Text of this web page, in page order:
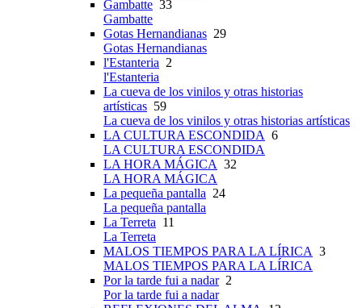
Gambatte 33
Gambatte
Gotas Hernandianas 29
Gotas Hernandianas
l'Estanteria 2
l'Estanteria
La cueva de los vinilos y otras historias
artísticas 59
La cueva de los vinilos y otras historias artísticas
LA CULTURA ESCONDIDA 6
LA CULTURA ESCONDIDA
LA HORA MÁGICA 32
LA HORA MÁGICA
La pequeña pantalla 24
La pequeña pantalla
La Terreta 11
La Terreta
MALOS TIEMPOS PARA LA LÍRICA 3
MALOS TIEMPOS PARA LA LÍRICA
Por la tarde fui a nadar2
Por la tarde fui a nadar